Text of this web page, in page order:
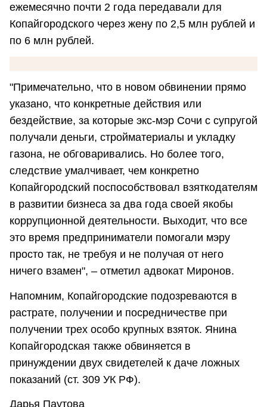
ежемесячно почти 2 года передавали для
Копайгородского через жену по 2,5 млн рублей и
по 6 млн рублей.
"Примечательно, что в новом обвинении прямо
указано, что конкретные действия или
бездействие, за которые экс-мэр Сочи с супругой
получали деньги, стройматериалы и укладку
газона, не обговаривались. Но более того,
следствие умалчивает, чем конкретно
Копайгородский поспособствовал взяткодателям
в развитии бизнеса за два года своей якобы
коррупционной деятельности. Выходит, что все
это время предприниматели помогали мэру
просто так, не требуя и не получая от него
ничего взамен", – отметил адвокат Миронов.
Напомним, Копайгородские подозреваются в
растрате, получении и посредничестве при
получении трех особо крупных взяток. Янина
Копайгородская также обвиняется в
принуждении двух свидетелей к даче ложных
показаний (ст. 309 УК РФ).
Дарья Паутова